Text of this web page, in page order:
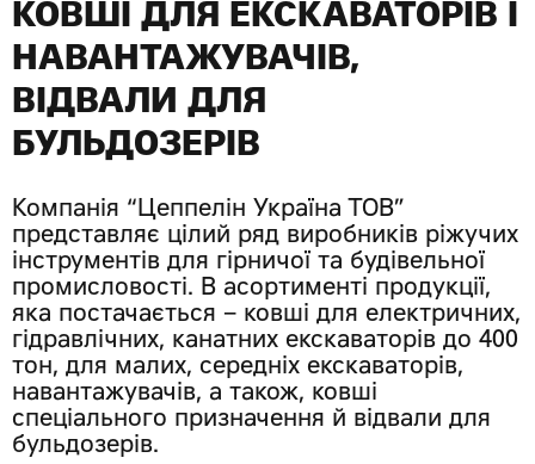
КОВШІ ДЛЯ ЕКСКАВАТОРІВ І
НАВАНТАЖУВАЧІВ,
ВІДВАЛИ ДЛЯ
БУЛЬДОЗЕРІВ
Компанія “Цеппелін Україна ТОВ”
представляє цілий ряд виробників ріжучих
інструментів для гірничої та будівельної
промисловості. В асортименті продукції,
яка постачається – ковші для електричних,
гідравлічних, канатних екскаваторів до 400
тон, для малих, середніх екскаваторів,
навантажувачів, а також, ковші
спеціального призначення й відвали для
бульдозерів.